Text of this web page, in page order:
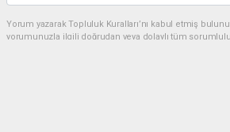
Yorum yazarak Topluluk Kuralları’nı kabul etmiş
yorumunuzla ilgili doğrudan veya dolaylı tüm